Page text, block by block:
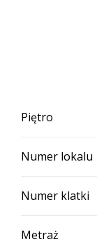
Piętro
Numer lokalu
Numer klatki
Metraż